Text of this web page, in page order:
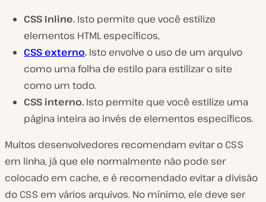
CSS Inline. Isto permite que você estilize
elementos HTML específicos,
CSS externo. Isto envolve o uso de um arquivo
como uma folha de estilo para estilizar o site
como um todo.
CSS interno. Isto permite que você estilize uma
página inteira ao invés de elementos específicos.
Muitos desenvolvedores recomendam evitar o CSS
em linha, já que ele normalmente não pode ser
colocado em cache, e é recomendado evitar a divisão
do CSS em vários arquivos. No mínimo, ele deve ser